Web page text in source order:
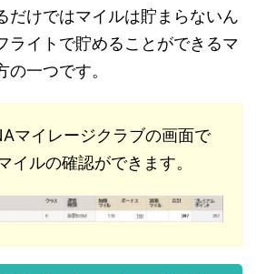
だけではマイルは貯まらないん
ライトで貯めることができるマ
一つです。
マイレージクラブの画面で
イルの確認ができます。